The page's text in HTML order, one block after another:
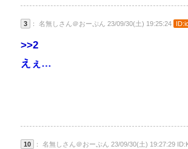
3 ： 名無しさん＠おーぷん 23/09/30(土) 19:25:24
>>2
えぇ…
10 ： 名無しさん＠おーぷん 23/09/30(土) 19:27:29